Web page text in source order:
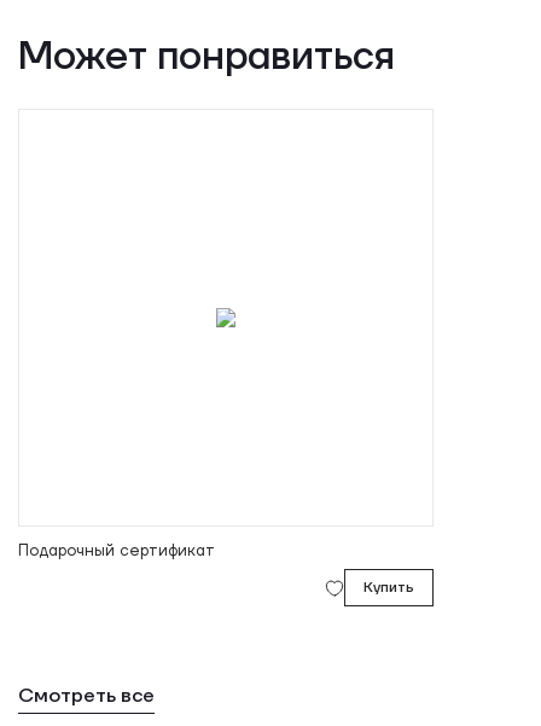
Может понравиться
Подарочный сертификат
Купить
Смотреть все